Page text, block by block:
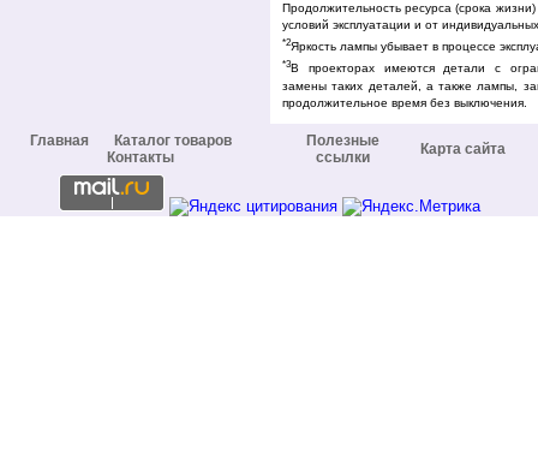
Продолжительность ресурса (срока
условий эксплуатации и от
*2Яркость лампы убывает в процессе
*3В проекторах имеются детали с
замены таких деталей, а также лампы,
продолжительное время без выключения.
Главная
Каталог товаров
Контакты
Полезные
ссылки
Карта сайта